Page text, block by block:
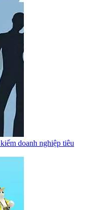
doanh nghiệp tiêu